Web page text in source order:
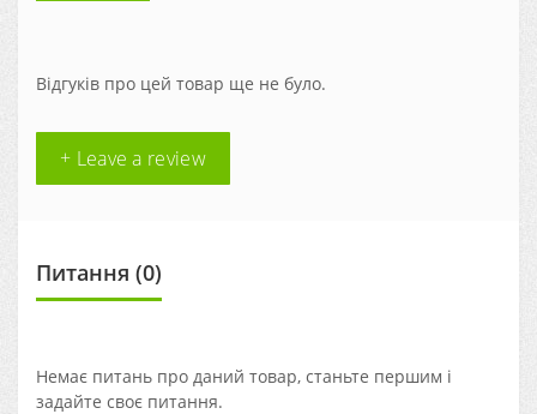
Відгуків про цей товар ще не було.
+ Leave a review
Питання (0)
Немає питань про даний товар, станьте першим і
задайте своє питання.